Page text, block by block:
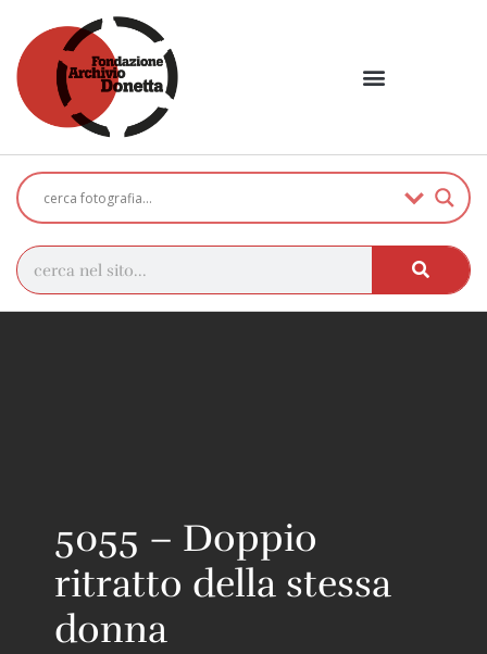
5055 – Doppio
ritratto della stessa
donna